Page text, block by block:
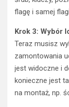
flagę i samej
Krok 3: Wybór
Teraz musisz
zamontowania
jest widoczne i
konieczne jest
na montaż, np.